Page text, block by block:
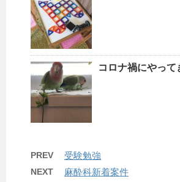
コロナ禍にやって
PREV 受験勉強
NEXT 麻酔科新着案件